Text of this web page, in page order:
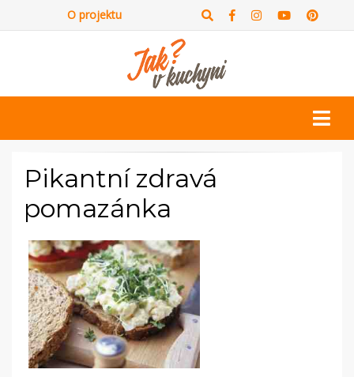
O projektu
Pikantní zdravá
pomazánka